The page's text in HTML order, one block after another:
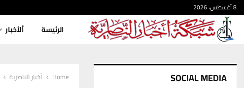
8 أغسطس، 2026
الرئيسة ألأخبار
Home أخبار الناصرية SOCIAL MEDIA